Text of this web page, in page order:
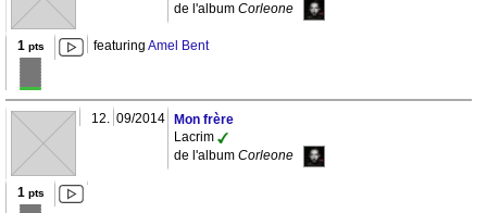
de l'album Corleone
1 pts featuring Amel Bent
12. 09/2014
Mon frère
Lacrim
de l'album Corleone
1 pts